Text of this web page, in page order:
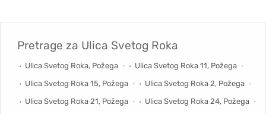
Pretrage za Ulica Svetog Roka
Ulica Svetog Roka, Požega
Ulica Svetog Roka 11, Požega
Ulica Svetog Roka 15, Požega
Ulica Svetog Roka 2, Požega
Ulica Svetog Roka 21, Požega
Ulica Svetog Roka 24, Požega